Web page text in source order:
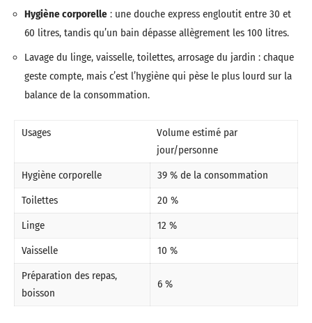
Hygiène corporelle : une douche express engloutit entre 30 et
60 litres, tandis qu’un bain dépasse allègrement les 100 litres.
Lavage du linge, vaisselle, toilettes, arrosage du jardin : chaque
geste compte, mais c’est l’hygiène qui pèse le plus lourd sur la
balance de la consommation.
Usages
Volume estimé par
jour/personne
Hygiène corporelle
39 % de la consommation
Toilettes
20 %
Linge
12 %
Vaisselle
10 %
Préparation des repas,
boisson
6 %